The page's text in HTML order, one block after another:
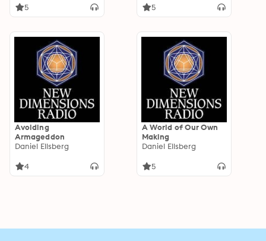
Resistance, and Hope
5 5
Avoiding
Armageddon
Daniel Ellsberg
4
A World of Our Own
Making
Daniel Ellsberg
5